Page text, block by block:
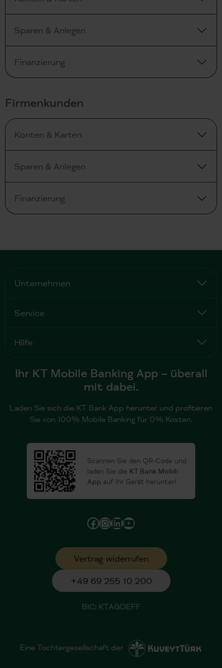
Sparen & Anlegen
Finanzierung
Firmenkunden
Konten & Karten
Sparen & Anlegen
Finanzierung
Ihr KT Mobile Banking App – überall
mit dabei.
Laden Sie sich die KT Bank App herunter und profitieren
Sie von 100% Mobile Banking für 0% Kosten.
Scannen Sie den QR-Code und
laden Sie die
KT Bank Mobil-
App auf Ihr Gerät herunter!
Unternehmen
Service
Hilfe
Facebook
Instagram
LinkedIn
YouTube
Vertrag widerrufen
+49 69 255 10 200
BIC: KTAGDEFF
Eine Tochtergesellschaft der